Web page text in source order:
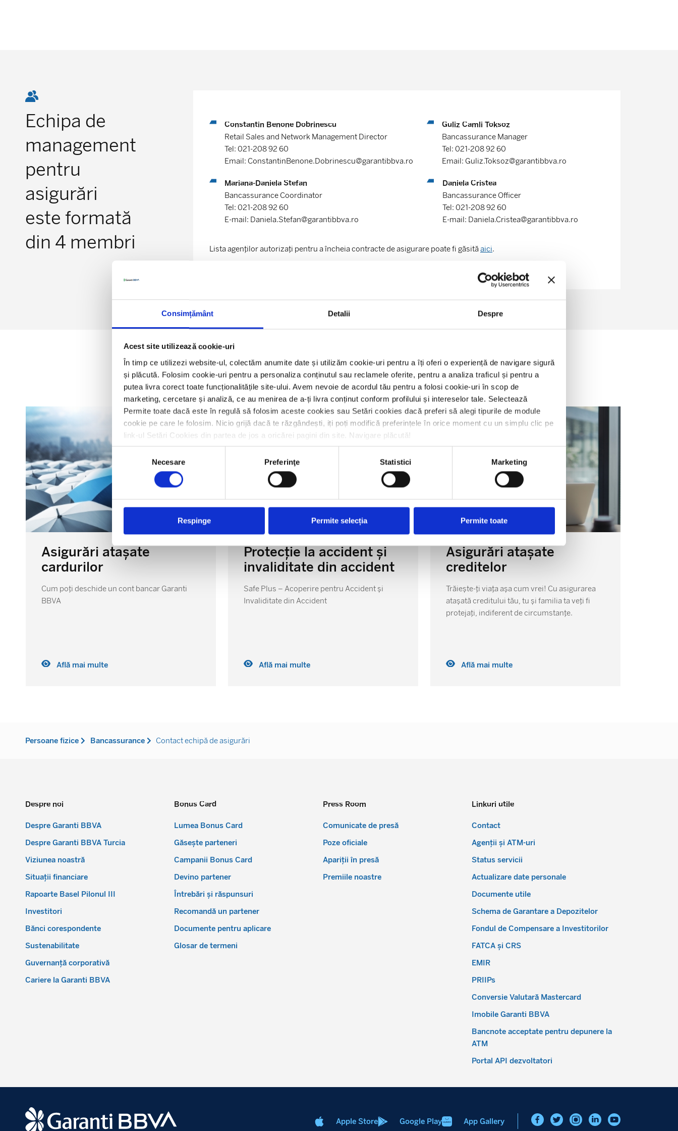
Consimțământ Detalii Despre
Acest site utilizează cookie-uri
În timp ce utilizezi website-ul, colectăm anumite date și utilizăm cookie-uri pentru a îți oferi o experiență de navigare sigură
și plăcută. Folosim cookie-uri pentru a personaliza conținutul sau reclamele oferite, pentru a analiza traficul și pentru a
putea livra corect toate funcționalitățile site-ului. Avem nevoie de acordul tău pentru a folosi cookie-uri în scop de
marketing, cercetare și analiză, ce au menirea de a-ți livra conținut conform profilului și intereselor tale. Selectează
Permite toate dacă este în regulă să folosim aceste cookies sau Setări cookies dacă preferi să alegi tipurile de module
cookie pe care le folosim. Nicio grijă dacă te răzgândești, iți poți modifică preferințele în orice moment cu un simplu clic pe
link-ul Setări Cookies din partea de jos a oricărei pagini din site. Navigare plăcută!
Selecția
consimțământului
Necesare Preferinţe Statistici Marketing
Respinge Permite selecția Permite toate
Echipa de
management
pentru
asigurări
este formată
din 4 membri
Constantin Benone Dobrinescu
Retail Sales and Network Management Director
Tel: 021-208 92 60
Email: ConstantinBenone.Dobrinescu@garantibbva.ro
Guliz Camli Toksoz
Bancassurance Manager
Tel: 021-208 92 60
Email: Guliz.Toksoz@garantibbva.ro
Mariana-Daniela Stefan
Bancassurance Coordinator
Tel: 021-208 92 60
E-mail: Daniela.Stefan@garantibbva.ro
Daniela Cristea
Bancassurance Officer
Tel: 021-208 92 60
E-mail: Daniela.Cristea@garantibbva.ro
Lista agenților autorizați pentru a încheia contracte de asigurare poate fi găsităaici.
Te-ar putea interesa și
Asigurări atașate
cardurilor
Cum poți deschide un cont bancar Garanti
BBVA
Află mai multe
Protecție la accident și
invaliditate din accident
Safe Plus – Acoperire pentru Accident și
Invaliditate din Accident
Află mai multe
Asigurări atașate
creditelor
Trăiește-ți viața așa cum vrei! Cu asigurarea
atașată creditului tău, tu și familia ta veți fi
protejați, indiferent de circumstanțe.
Află mai multe
Persoane fizice Bancassurance Contact echipă de asigurări
Despre noi
Despre Garanti BBVA
Despre Garanti BBVA Turcia
Viziunea noastră
Situații financiare
Rapoarte Basel Pilonul III
Investitori
Bănci corespondente
Sustenabilitate
Guvernanță corporativă
Cariere la Garanti BBVA
Bonus Card
Lumea Bonus Card
Găsește parteneri
Campanii Bonus Card
Devino partener
Întrebări și răspunsuri
Recomandă un partener
Documente pentru aplicare
Glosar de termeni
Press Room
Comunicate de presă
Poze oficiale
Apariții în presă
Premiile noastre
Linkuri utile
Contact
Agenții și ATM-uri
Status servicii
Actualizare date personale
Documente utile
Schema de Garantare a Depozitelor
Fondul de Compensare a Investitorilor
FATCA și CRS
EMIR
PRIIPs
Conversie Valutară Mastercard
Imobile Garanti BBVA
Bancnote acceptate pentru depunere la
ATM
Portal API dezvoltatori
Apple Store Google Play App Gallery